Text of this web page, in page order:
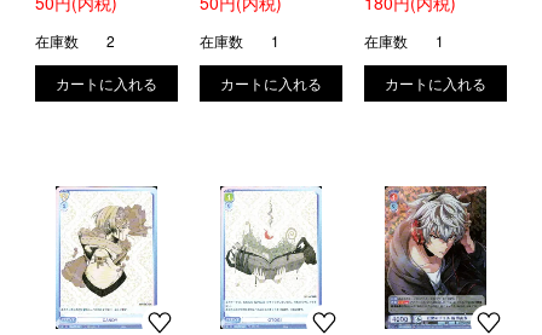
在庫数 2 在庫数 1 在庫数 1